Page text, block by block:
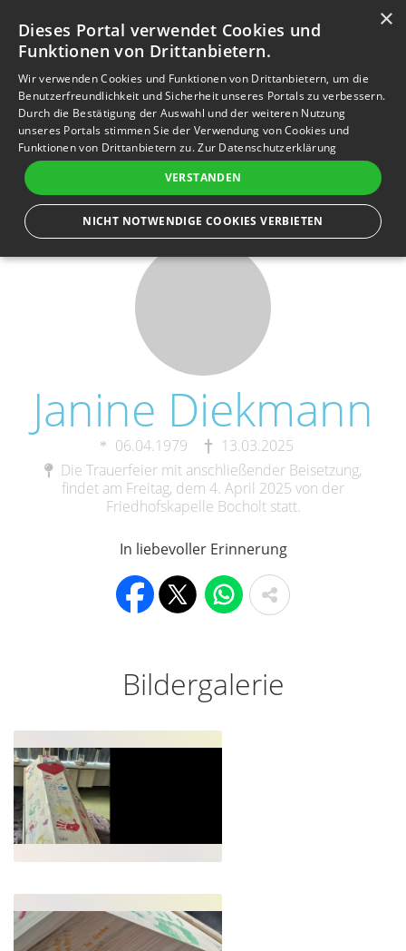
Anmelden Registrieren
e
n
In Gedanken sind wir immer bei Dir...
Janine Diekmann
06.04.1979
13.03.2025
Die Trauerfeier mit anschließender Beisetzung,
findet am Freitag, dem 4. April 2025 von der
Friedhofskapelle Bocholt statt.
In liebevoller Erinnerung
Bildergalerie
×
Dieses Portal verwendet Cookies und
Funktionen von Drittanbietern.
Wir verwenden Cookies und Funktionen von Drittanbietern, um die
Benutzerfreundlichkeit und Sicherheit unseres Portals zu verbessern.
Durch die Bestätigung der Auswahl und der weiteren Nutzung
unseres Portals stimmen Sie der Verwendung von Cookies und
Funktionen von Drittanbietern zu.Zur Datenschutzerklärung
VERSTANDEN
NICHT NOTWENDIGE COOKIES VERBIETEN